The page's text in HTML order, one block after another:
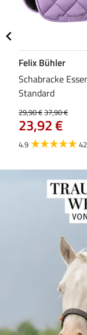
Felix Bühler
Schabracke
Standard
29,90 €37,90 €
23,92 €
4.9 42